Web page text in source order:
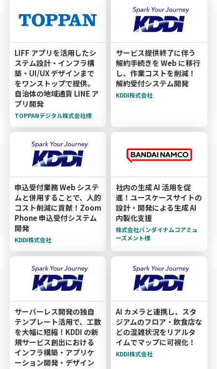
LIFF アプリを活用したシ
ステム設計・インフラ構
築・UI/UX デザインまで
をワンストップで提供。
自治体の地域通貨 LINE ア
プリ開発
TOPPANデジタル株式会社様
サービス提供終了に伴う
解約手続きを Web に移行
し、作業コストを削減！
解約受付システム開発
KDDI株式会社
申込受付業務 Web システ
ムと併用することで、人的
コスト削減に貢献！Zoom
Phone 申込受付システム
開発
KDDI株式会社
社内の生成 AI 活用を促
進！ユースケースサイトの
設計・開発による生成 AI
内製化支援
株式会社バンダイナムコアミュ
ーズメント様
サーバーレス開発の独自
テンプレート活用で、工数
を大幅に短縮！KDDI の新
規サービス創出における
インフラ構築・アプリケ
ーション開発・デザイン
AI カメラと連携し、スタ
ジアムのフロア・飲食店な
どの混雑状況をリアルタ
イムでマップに可視化！
KDDI株式会社